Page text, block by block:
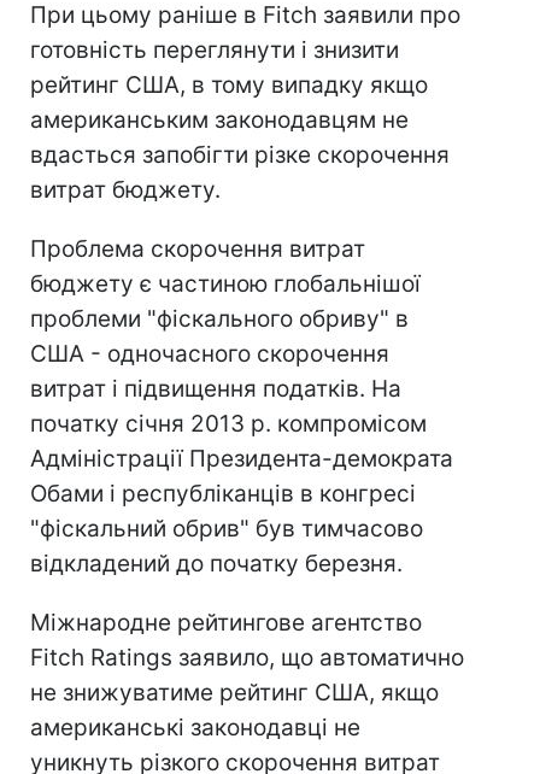
При цьому раніше в Fitch заявили про
готовність переглянути і знизити
рейтинг США, в тому випадку якщо
американським законодавцям не
вдасться запобігти різке скорочення
витрат бюджету.
Проблема скорочення витрат
бюджету є частиною глобальнішої
проблеми "фіскального обриву" в
США - одночасного скорочення
витрат і підвищення податків. На
початку січня 2013 р. компромісом
Адміністрації Президента-демократа
Обами і республіканців в конгресі
"фіскальний обрив" був тимчасово
відкладений до початку березня.
Міжнародне рейтингове агентство
Fitch Ratings заявило, що автоматично
не знижуватиме рейтинг США, якщо
американські законодавці не
уникнуть різкого скорочення витрат